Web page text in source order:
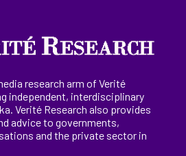
research arm of Verité
independent, interdisciplinary
. Verité Research also provides
advice to governments,
and the private sector in